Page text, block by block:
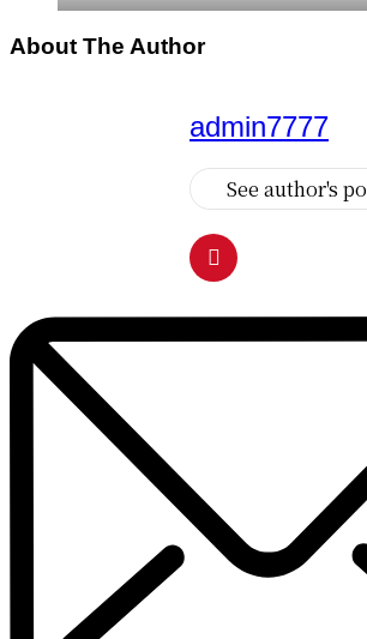
About The Author
admin7777
See author's